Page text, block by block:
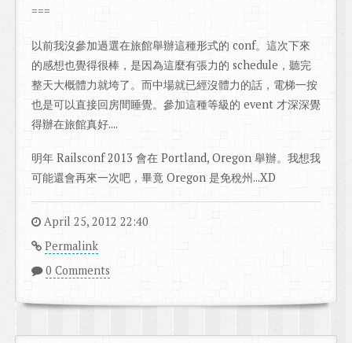
===
以前我沒參加過選在旅館舉辦這種形式的 conf。這次下來
的感想也覺得很棒，是因為這麼有張力的 schedule，聽完
整天大概體力就垮了。而中場就已經沒體力的話，電梯一按
也是可以直接回房間睡覺。參加這種等級的 event 才深深覺
得辦在旅館真好....
明年 Railsconf 2013 會在 Portland, Oregon 舉辦。我想我
可能還會再來一次吧，畢竟 Oregon 是免稅州...XD
April 25, 2012 22:40
Permalink
0 Comments